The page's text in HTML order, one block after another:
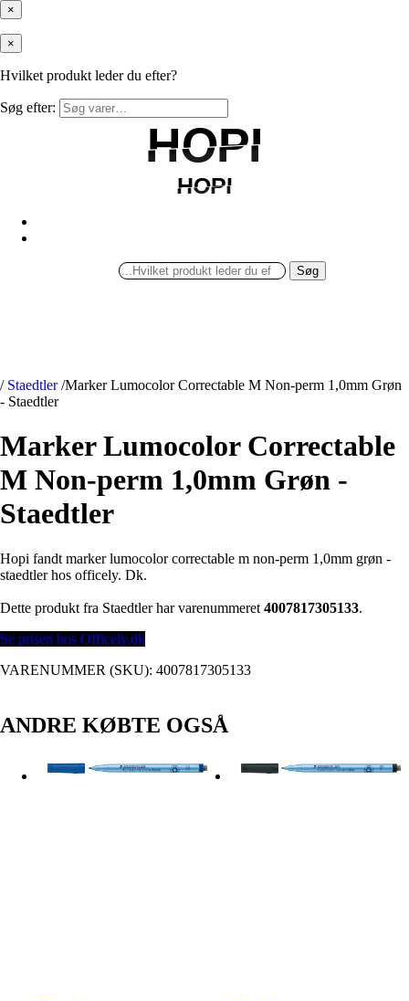
×
×
Hvilket produkt leder du efter?
Søg efter:
HOPI
HOPI
HOPI
HOPI
Søg
/ Staedtler /Marker Lumocolor Correctable M Non-perm 1,0mm Grøn
- Staedtler
Marker Lumocolor Correctable
M Non-perm 1,0mm Grøn -
Staedtler
Hopi fandt marker lumocolor correctable m non-perm 1,0mm grøn -
staedtler hos officely. Dk.
Dette produkt fra Staedtler har varenummeret 4007817305133.
Se prisen hos Officely.dk
VARENUMMER (SKU): 4007817305133
ANDRE KØBTE OGSÅ